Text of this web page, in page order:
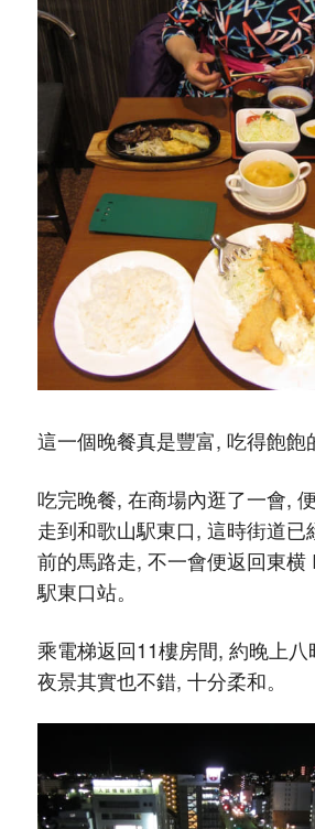
這一個晚餐真是豐富, 吃得飽飽
吃完晚餐, 在商場內逛了一會,
走到和歌山駅東口, 這時街道已
前的馬路走, 不一會便返回東横
駅東口站。
乘電梯返回11樓房間, 約晚上
夜景其實也不錯, 十分柔和。